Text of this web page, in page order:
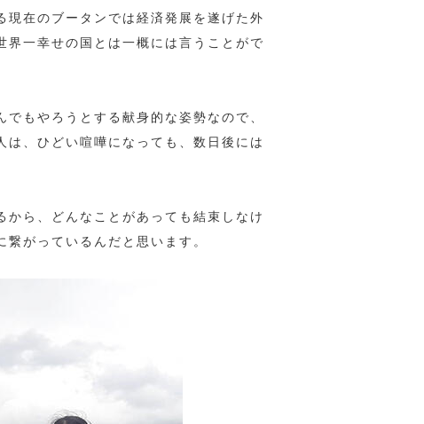
在のブータンでは経済発展を遂げた外
一幸せの国とは一概には言うことがで
もやろうとする献身的な姿勢なので、
、ひどい喧嘩になっても、数日後には
ら、どんなことがあっても結束しなけ
がっているんだと思います。